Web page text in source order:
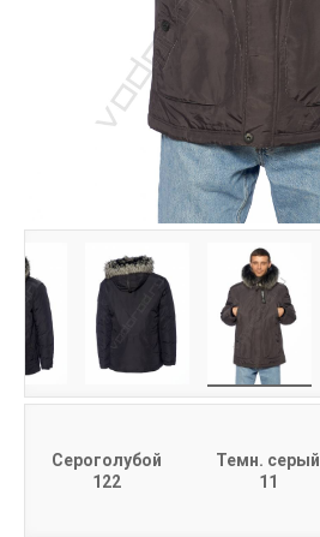
Сероголубой
122
Темн. серый
11